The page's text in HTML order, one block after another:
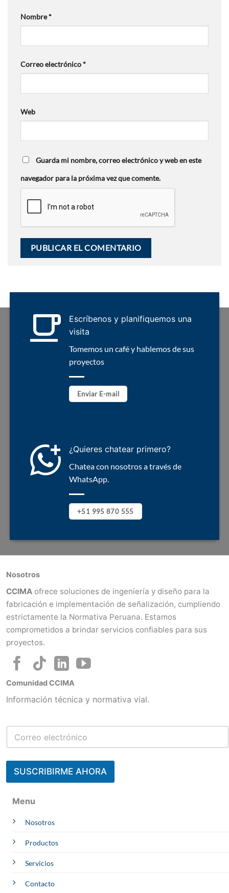
Nombre*
Correo electrónico*
Web
Guarda mi nombre, correo electrónico y web en este
navegador para la próxima vez que comente.
Escríbenos y planifiquemos una
visita
Tomemos un café y hablemos de sus
proyectos
Enviar E-mail
¿Quieres chatear primero?
Chatea con nosotros a través de
WhatsApp.
+51 995 870 555
Nosotros
CCIMA ofrece soluciones de ingeniería y diseño para la
fabricación e implementación de señalización, cumpliendo
estrictamente la Normativa Peruana. Estamos
comprometidos a brindar servicios confiables para sus
proyectos.
Menu
Nosotros
Productos
Servicios
Contacto
Comunidad CCIMA
Información técnica y normativa vial.
SUSCRIBIRME AHORA